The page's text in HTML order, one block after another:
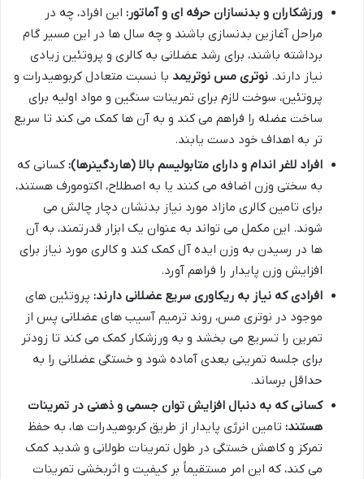
ورزشکاران و بدنسازان حرفه ای و آماتور: این افراد، چه در
مراحل آغازین بدنسازی باشند و چه سال ها در این مسیر گام
برداشته باشند، برای رشد عضلانی به کالری و پروتئین زیادی
نیاز دارند. نوتری مس نوتریمد با نسبت متعادل کربوهیدرات و
پروتئین، سوخت لازم برای تمرینات سنگین و مواد اولیه برای
ساخت عضله را فراهم می کند و به آن ها کمک می کند تا سریع
تر به اهداف خود دست یابند.
افراد لاغر اندام و دارای متابولیسم بالا (هاردگینرها): کسانی که
به سختی وزن اضافه می کنند یا به اصطلاح، اکتومورف هستند،
برای تامین کالری مازاد مورد نیاز بدنشان دچار چالش می
شوند. این مکمل می تواند به عنوان یک ابزار قدرتمند، به آن
ها در رسیدن به وزن ایده آل کمک کند و کالری مورد نیاز برای
افزایش وزن پایدار را فراهم آورد.
افرادی که نیاز به ریکاوری سریع عضلانی دارند: پروتئین های
موجود در نوتری مس، روند ترمیم آسیب های عضلانی پس از
تمرین را تسریع می بخشد و به ورزشکار کمک می کند تا زودتر
برای جلسه تمرینی بعدی آماده شود و خستگی عضلانی را به
حداقل برساند.
کسانی که به دنبال افزایش توان جسمی و ذهنی در تمرینات
هستند: تامین انرژی پایدار از طریق کربوهیدرات ها، به حفظ
تمرکز و کاهش خستگی در طول تمرینات طولانی و شدید کمک
می کند، که این امر مستقیماً بر کیفیت و اثربخشی تمرینات